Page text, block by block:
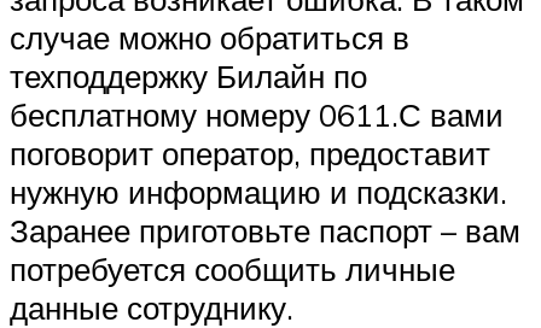
случае можно обратиться в
техподдержку Билайн по
бесплатному номеру 0611.С вами
поговорит оператор, предоставит
нужную информацию и подсказки.
Заранее приготовьте паспорт – вам
потребуется сообщить личные
данные сотруднику.